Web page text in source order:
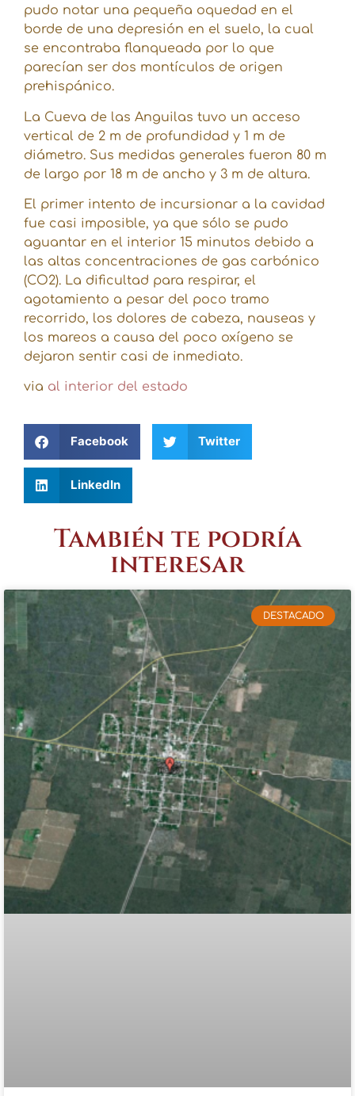
pudo notar una pequeña oquedad en el
borde de una depresión en el suelo, la cual
se encontraba flanqueada por lo que
parecían ser dos montículos de origen
prehispánico.
La Cueva de las Anguilas tuvo un acceso
vertical de 2 m de profundidad y 1 m de
diámetro. Sus medidas generales fueron 80 m
de largo por 18 m de ancho y 3 m de altura.
El primer intento de incursionar a la cavidad
fue casi imposible, ya que sólo se pudo
aguantar en el interior 15 minutos debido a
las altas concentraciones de gas carbónico
(CO2). La dificultad para respirar, el
agotamiento a pesar del poco tramo
recorrido, los dolores de cabeza, nauseas y
los mareos a causa del poco oxígeno se
dejaron sentir casi de inmediato.
via al interior del estado
Facebook Twitter
LinkedIn
También te podría
interesar
DESTACADO